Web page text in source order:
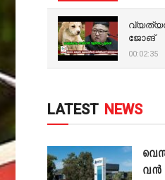
ജോങ്
00:02:35
LATEST NEWS
വൻ